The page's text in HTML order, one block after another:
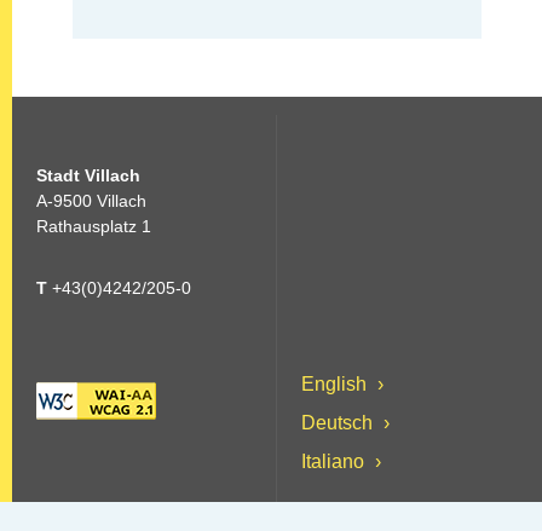
Stadt Villach
A-9500 Villach
Rathausplatz 1
T +43(0)4242/205-0
English
Deutsch
Italiano